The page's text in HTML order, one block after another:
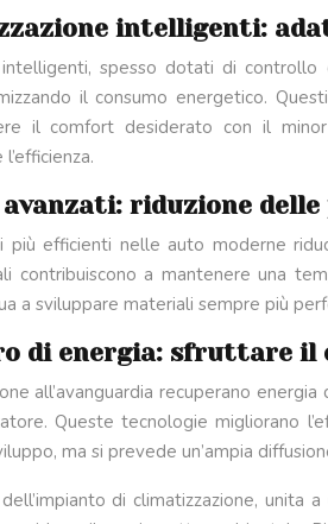
intelligenti:
spesso dotati di
il consumo energetico.
il comfort desiderato con il
riduzione delle
più efficienti nelle auto moderne
contribuiscono a mantenere una
a sviluppare materiali sempre più
di energia: sfruttare il
all’avanguardia recuperano
Queste tecnologie migliorano
ma si prevede un’ampia
di climatizzazione, unita